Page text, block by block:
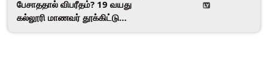
பேசாததால் விபரீதம்? 19 வயது
கல்லூரி மாணவர் தூக்கிட்டு